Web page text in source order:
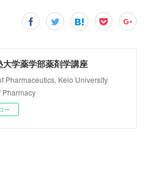
大学薬学部薬剤学講座
Pharmaceutics, Keio University
Pharmacy
ー